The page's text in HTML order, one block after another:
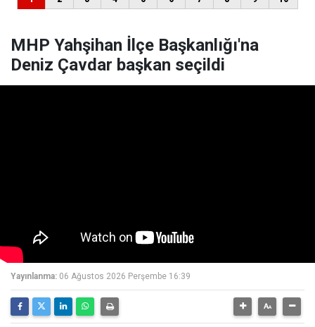
MHP Yahşihan İlçe Başkanlığı'na
Deniz Çavdar başkan seçildi
Yayınlanma: 06 Ağustos 2026 Perşembe 16:39